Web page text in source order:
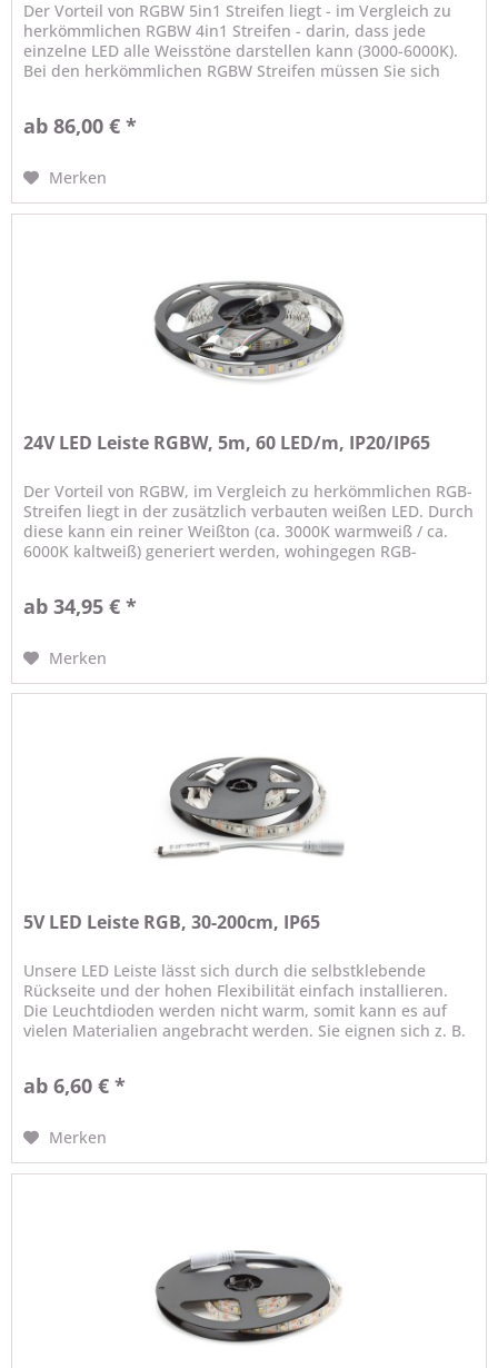
Der Vorteil von RGBW 5in1 Streifen liegt - im Vergleich zu
herkömmlichen RGBW 4in1 Streifen - darin, dass jede
einzelne LED alle Weisstöne darstellen kann (3000-6000K).
Bei den herkömmlichen RGBW Streifen müssen Sie sich
ab 86,00 € *
Merken
24V LED Leiste RGBW, 5m, 60 LED/m, IP20/IP65
Der Vorteil von RGBW, im Vergleich zu herkömmlichen RGB-
Streifen liegt in der zusätzlich verbauten weißen LED. Durch
diese kann ein reiner Weißton (ca. 3000K warmweiß / ca.
6000K kaltweiß) generiert werden, wohingegen RGB-
ab 34,95 € *
Merken
5V LED Leiste RGB, 30-200cm, IP65
Unsere LED Leiste lässt sich durch die selbstklebende
Rückseite und der hohen Flexibilität einfach installieren.
Die Leuchtdioden werden nicht warm, somit kann es auf
vielen Materialien angebracht werden. Sie eignen sich z. B.
ab 6,60 € *
Merken